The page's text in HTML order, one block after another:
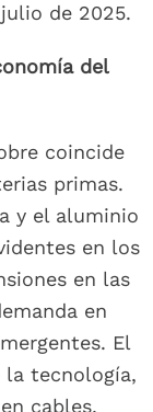
de 2025.
del
coincide
primas.
y el aluminio
en los
en las
en
El
la tecnología,
cables,